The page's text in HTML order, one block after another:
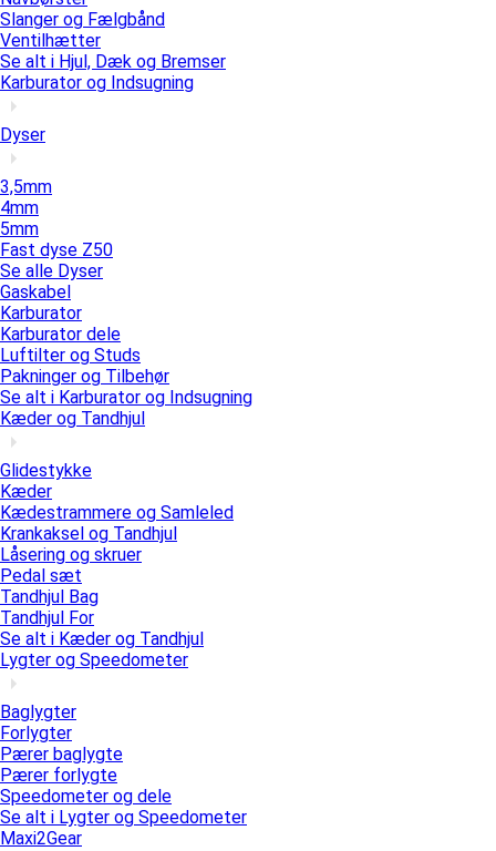
Slanger og Fælgbånd
Ventilhætter
Se alt i Hjul, Dæk og Bremser
Karburator og Indsugning
Dyser
3,5mm
4mm
5mm
Fast dyse Z50
Se alle Dyser
Gaskabel
Karburator
Karburator dele
Luftilter og Studs
Pakninger og Tilbehør
Se alt i Karburator og Indsugning
Kæder og Tandhjul
Glidestykke
Kæder
Kædestrammere og Samleled
Krankaksel og Tandhjul
Låsering og skruer
Pedal sæt
Tandhjul Bag
Tandhjul For
Se alt i Kæder og Tandhjul
Lygter og Speedometer
Baglygter
Forlygter
Pærer baglygte
Pærer forlygte
Speedometer og dele
Se alt i Lygter og Speedometer
Maxi2Gear